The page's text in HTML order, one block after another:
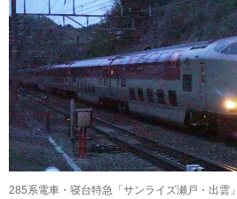
285系電車・寝台特急「サンライズ瀬戸・出雲